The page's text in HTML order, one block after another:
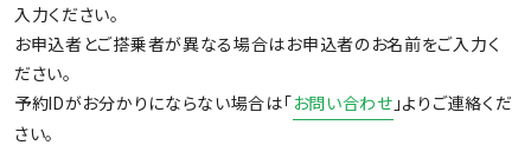
入力ください。
お申込者とご搭乗者が異なる場合はお申込者のお名前をご入力く
ださい。
予約IDがお分かりにならない場合は「 お問い合わせ 」よりご連絡くだ
さい。